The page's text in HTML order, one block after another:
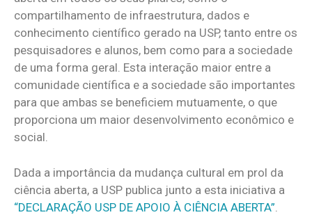
compartilhamento de infraestrutura, dados e
conhecimento científico gerado na USP, tanto entre os
pesquisadores e alunos, bem como para a sociedade
de uma forma geral. Esta interação maior entre a
comunidade científica e a sociedade são importantes
para que ambas se beneficiem mutuamente, o que
proporciona um maior desenvolvimento econômico e
social.
Dada a importância da mudança cultural em prol da
ciência aberta, a USP publica junto a esta iniciativa a
“DECLARAÇÃO USP DE APOIO À CIÊNCIA ABERTA”